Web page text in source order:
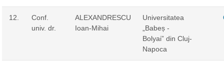
12.
Conf.
univ. dr.
ALEXANDRESCU
Ioan-Mihai
Universitatea
„Babeș -
Bolyai” din Cluj-
Napoca